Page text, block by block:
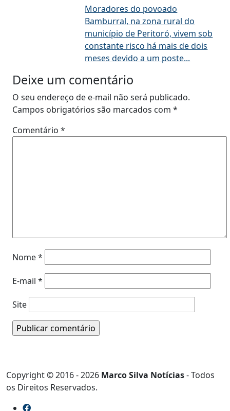
Moradores do povoado
Bamburral, na zona rural do
município de Peritoró, vivem sob
constante risco há mais de dois
meses devido a um poste...
Deixe um comentário
O seu endereço de e-mail não será publicado.
Campos obrigatórios são marcados com *
Comentário *
Nome*
E-mail *
Site
Copyright © 2016 - 2026 Marco Silva Notícias- Todos
os Direitos Reservados.